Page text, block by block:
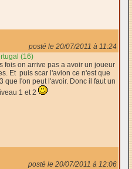
posté le 20/07/2011 à 11:24
(16)
fois on arrive pas a avoir un joueur
Et puis scar l'avion ce n'est que
que l'on peut l'avoir. Donc il faut un
1 et 2
posté le 20/07/2011 à 12:06